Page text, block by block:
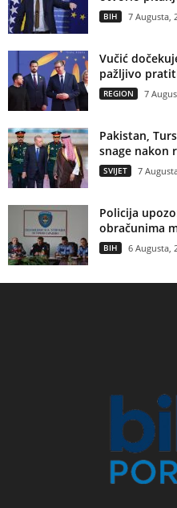
BIH 7 Augusta,
Vučić
pažljivo
REGION 7
Pakistan,
snage nakon
SVIJET 7
Policija
obračunima
BIH 6 Augusta,